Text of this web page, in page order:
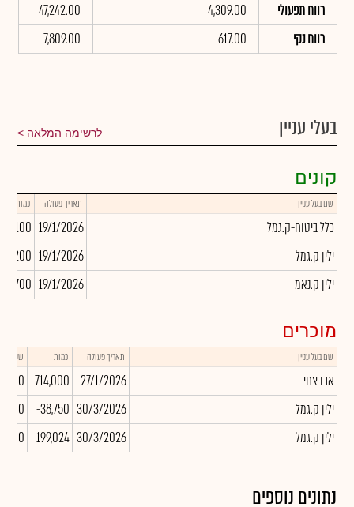
רווח תפעולי
4,309.00
47,242.00
רווח נקי
617.00
7,809.00
בעלי עניין לרשימה המלאה
קונים
שם בעל עניין תאריך פעולה כמות
כלל ביטוח-ק.גמל 19/1/2026
ילין ק.גמל
19/1/2026
ילין ק.נאמ
19/1/2026
מוכרים
שם בעל עניין תאריך פעולה כמות שער
אבו צחי 27/1/2026
-714,000
ילין ק.גמל
30/3/2026
-38,750
0.00
ילין ק.גמל
30/3/2026
-199,024
0.00
נתונים נוספים